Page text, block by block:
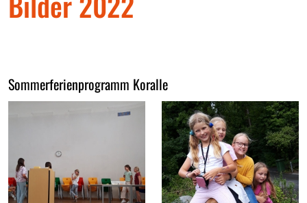
Sommerferienprogramm Koralle